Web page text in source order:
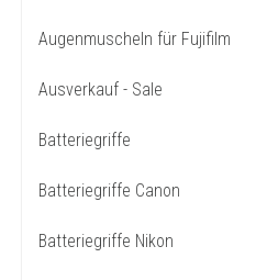
Augenmuscheln für Fujifilm
Ausverkauf - Sale
Batteriegriffe
Batteriegriffe Canon
Batteriegriffe Nikon